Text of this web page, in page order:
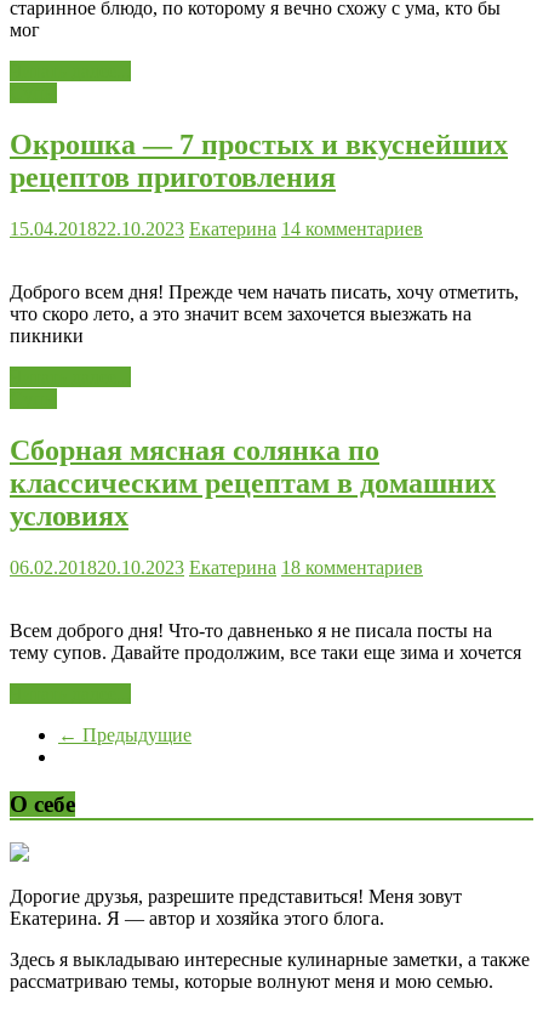
старинное блюдо, по которому я вечно схожу с ума, кто бы
мог
Окрошка — 7 простых и вкуснейших
рецептов приготовления
15.04.201822.10.2023 Екатерина 14 комментариев
Доброго всем дня! Прежде чем начать писать, хочу отметить,
что скоро лето, а это значит всем захочется выезжать на
пикники
Сборная мясная солянка по
классическим рецептам в домашних
условиях
06.02.201820.10.2023 Екатерина 18 комментариев
Всем доброго дня! Что-то давненько я не писала посты на
тему супов. Давайте продолжим, все таки еще зима и хочется
← Предыдущие
О себе
Дорогие друзья, разрешите представиться! Меня зовут
Екатерина. Я — автор и хозяйка этого блога.
Здесь я выкладываю интересные кулинарные заметки, а также
рассматриваю темы, которые волнуют меня и мою семью.